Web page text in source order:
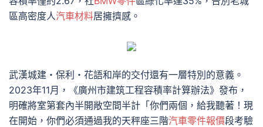
區高密度人汽車材料居擁擠感。
武漢城建・保利・花語和岸的交付還有一層特別的意義。
2023年11月，《廣州市建筑工程容積率計算辦法》發布，
明確將室第套內半開敞空間半計「你們兩個，給我聽著！現
在開始，你們必須通過我的天秤座三階汽車零件報價段考驗